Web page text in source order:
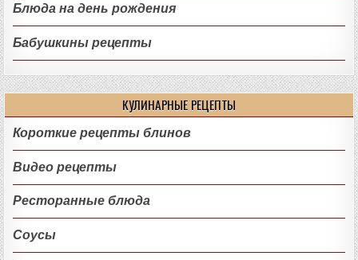
Блюда на день рождения
Бабушкины рецепты
КУЛИНАРНЫЕ РЕЦЕПТЫ
Короткие рецепты блинов
Видео рецепты
Ресторанные блюда
Соусы